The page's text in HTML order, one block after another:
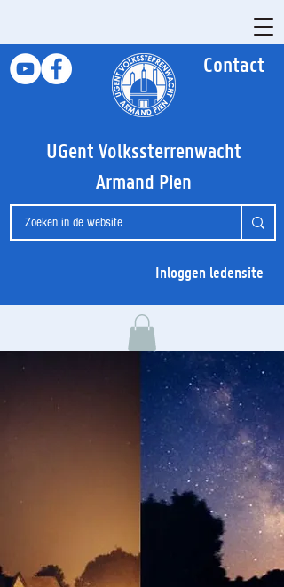
Contact
UGent Volkssterrenwacht
Armand Pien
Inloggen ledensite